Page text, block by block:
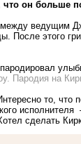
он больше
между
После этого
Пародия на
то, что
сделать